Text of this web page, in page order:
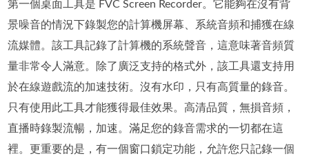
第一個桌面工具是 FVC Screen Recorder。它能夠在沒有背
景噪音的情況下錄製您的計算機屏幕、系統音頻和捕獲在線
流媒體。該工具記錄了計算機的系統聲音，這意味著音頻質
量非常令人滿意。除了廣泛支持的格式外，該工具還支持用
於在線遊戲流的加速技術。沒有水印，只有高質量的錄音。
只有使用此工具才能獲得最佳效果。高清品質，無損音頻，
直播時錄製流暢，加速。滿足您的錄音需求的一切都在這
裡。更重要的是，有一個窗口鎖定功能，允許您只記錄一個